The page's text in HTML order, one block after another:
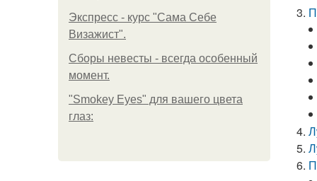
Экспресс - курс "Сама Себе
Визажист".
Сборы невесты - всегда особенный
момент.
"Smokey Eyes" для вашего цвета
глаз: